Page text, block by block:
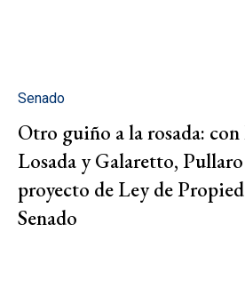
Senado
Otro guiño a la rosada: con
Losada y Galaretto,
proyecto de Ley de
Senado